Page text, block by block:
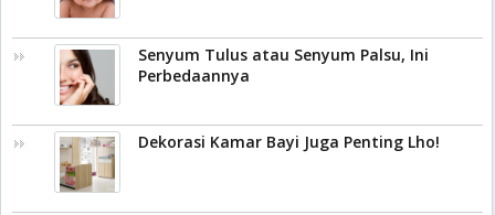
Senyum Tulus atau Senyum Palsu, Ini
Perbedaannya
Dekorasi Kamar Bayi Juga Penting Lho!